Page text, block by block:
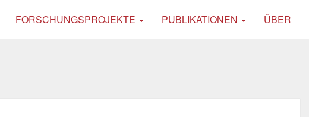
FORSCHUNGSPROJEKTE PUBLIKATIONEN ÜBER